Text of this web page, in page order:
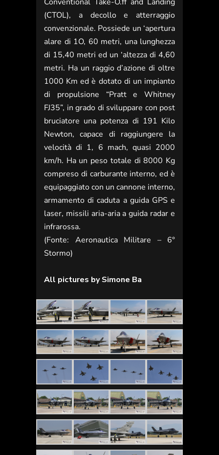
(CTOL), a decollo e atterraggio
convenzionale. Possiede un ‘apertura
alare di 1O, 60 metri, una lunghezza
di 15,40 metri ed un ‘altezza di 4,60
metri. Ha un raggio d’azione di oltre
1000 Km ed è dotato di un impianto
di propulsione “Pratt e Whitney
FJ35”, in grado di sviluppare con post
bruciatore una potenza di 191 Kilo
Newton, capace di raggiungere la
velocità di 1, 6 mach, quasi 2000
km/h. Ha un peso totale di 8000 Kg
compreso di carburante interno, ed è
equipaggiato con un cannone interno,
armamento di caduta a guida GPS e
laser, missili aria-aria a guida radar e
infrarossa.
(Fonte: Aeronautica Militare – 6°
Stormo)
All pictures by Simone Ba